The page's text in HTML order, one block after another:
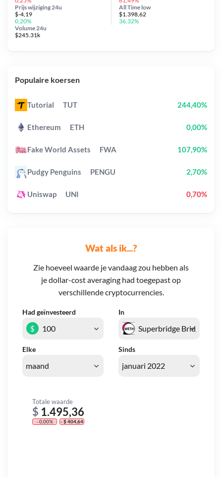
Wat als ik...?
Zie hoeveel waarde je vandaag zou hebben als
je dollar-cost averaging had toegepast op
verschillende cryptocurrencies.
Had geïnvesteerd In
Elke Sinds
$
Totale waarde
$ 1.495,36
- 0,00% - $ 404,64
Prijs wijziging 24u
$-4,19
0,20%
Volume 24u
$245.31k
All Time low
$1.398,62
36,32%
Populaire koersen
Tutorial TUT 244,40%
Ethereum ETH 0,00%
Fake World Assets FWA 107,90%
Pudgy Penguins PENGU 2,70%
Uniswap UNI 0,70%